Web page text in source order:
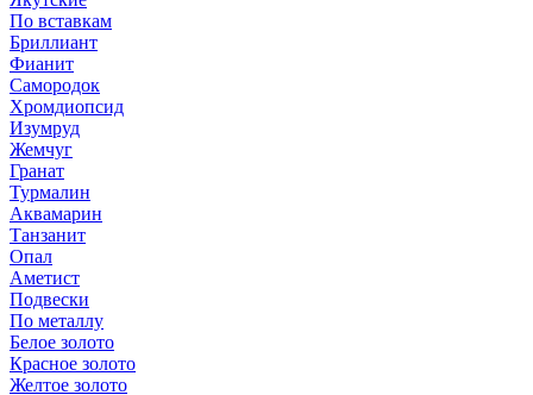
По вставкам
Бриллиант
Фианит
Самородок
Хромдиопсид
Изумруд
Жемчуг
Гранат
Турмалин
Аквамарин
Танзанит
Опал
Аметист
Подвески
По металлу
Белое золото
Красное золото
Желтое золото